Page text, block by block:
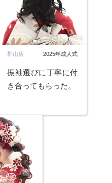
郡山店 2025年成人式
振袖選びに丁寧に付
き合ってもらった。